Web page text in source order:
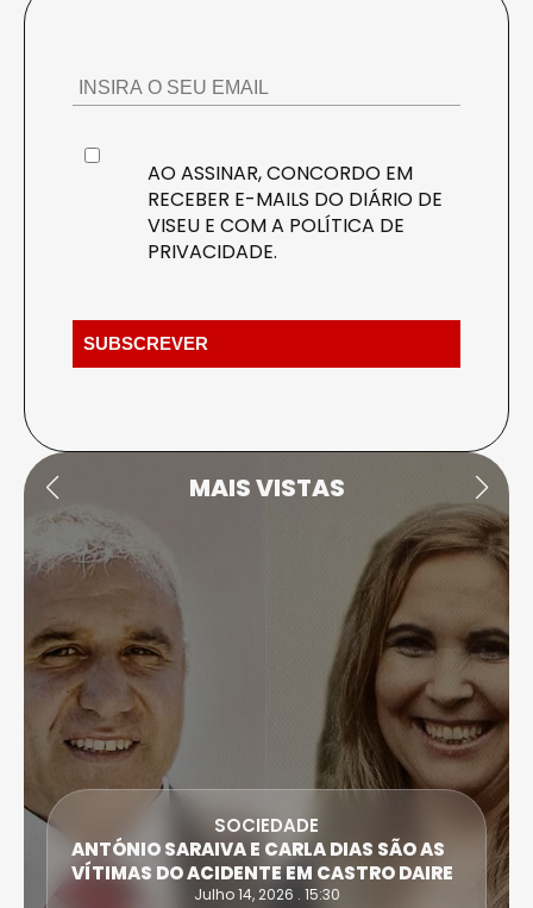
AO ASSINAR, CONCORDO EM
RECEBER E-MAILS DO DIÁRIO DE
VISEU E COM A POLÍTICA DE
PRIVACIDADE.
MAIS VISTAS
SOCIEDADE
ANTÓNIO SARAIVA E CARLA DIAS SÃO AS
VÍTIMAS DO ACIDENTE EM CASTRO DAIRE
Julho 14, 2026 . 15:30